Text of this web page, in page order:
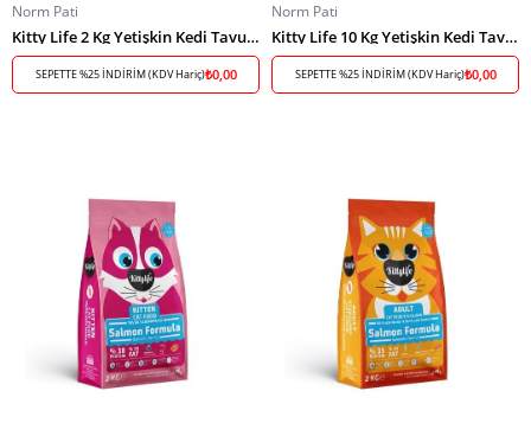
Norm Pati
Kitty Life 2 Kg Yetişkin Kedi Tavuklu
SEPETTE %25 İNDİRİM (KDV Hariç)₺0,00
Norm Pati
Kitty Life 10 Kg Yetişkin Kedi Tavuklu
SEPETTE %25 İNDİRİM (KDV Hariç)₺0,00